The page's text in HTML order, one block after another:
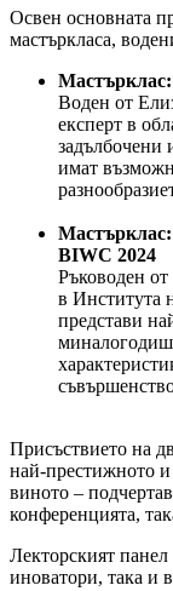
Освен основната
мастъркласа,
Мастърклас:
Воден от
експерт в
задълбочени
имат
Мастърклас:
BIWC 2024
Ръководен
в Института
представи
Присъствието на
най-престижното
виното –
конференцията,
Лекторският
иноватори, така и